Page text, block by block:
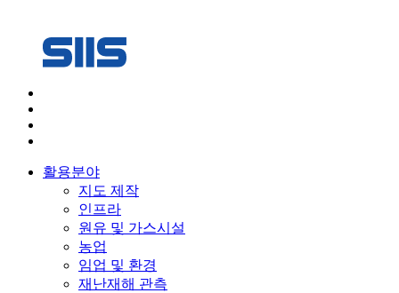
활용분야
지도 제작
인프라
원유 및 가스시설
농업
임업 및 환경
재난재해 관측